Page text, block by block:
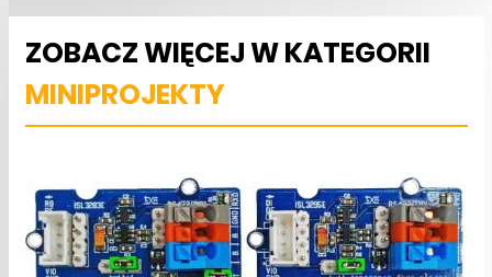
ZOBACZ WIĘCEJ W KATEGORII
MINIPROJEKTY